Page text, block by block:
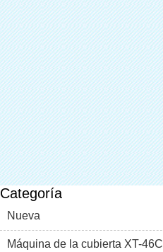
Categoría
Nueva
Máquina de la cubierta XT-46C